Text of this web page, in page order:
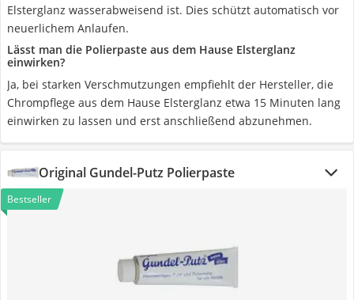
Elsterglanz wasserabweisend ist. Dies schützt automatisch vor
neuerlichem Anlaufen.
Lässt man die Polierpaste aus dem Hause Elsterglanz
einwirken?
Ja, bei starken Verschmutzungen empfiehlt der Hersteller, die
Chrompflege aus dem Hause Elsterglanz etwa 15 Minuten lang
einwirken zu lassen und erst anschließend abzunehmen.
Original Gundel-Putz Polierpaste
Bestseller